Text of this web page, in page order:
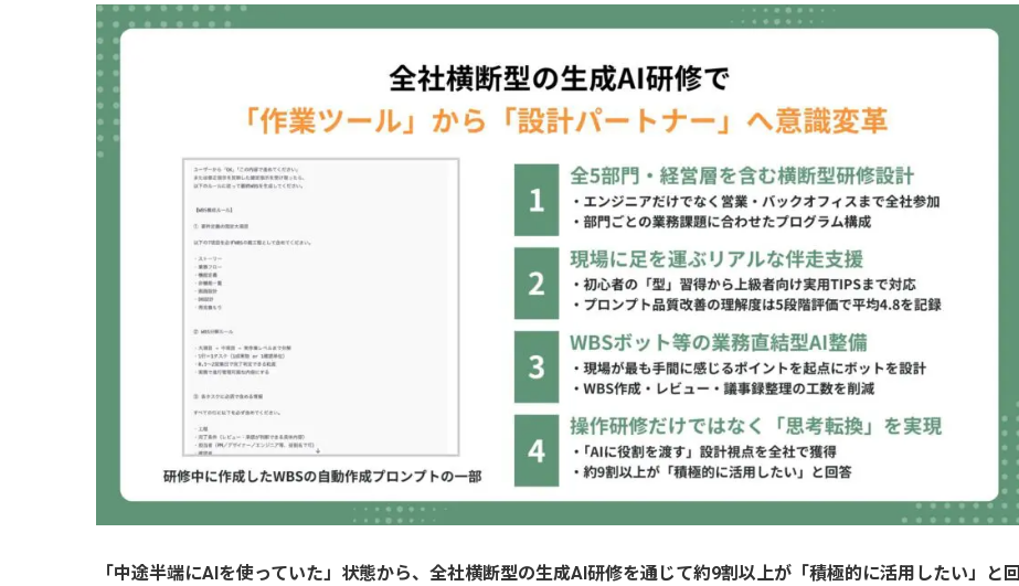
「中途半端にAIを使っていた」状態から、全社横断型の生成AI研修を通じて約9割以上が「積極的に活用したい」と回